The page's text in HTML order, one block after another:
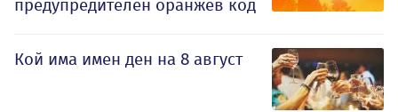
предупредителен оранжев код
Кой има имен ден на 8 август